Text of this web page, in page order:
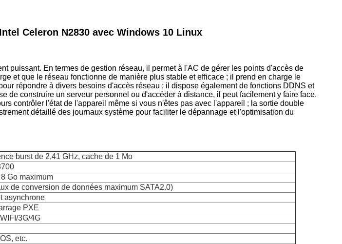
Celeron N2830 avec Windows 10 Linux
puissant. En termes de gestion réseau, il permet à l'AC de gérer les points d'accès de
et que le réseau fonctionne de manière plus stable et efficace ; il prend en charge le
répondre à divers besoins d'accès réseau ; il dispose également de fonctions DDNS et
construire un serveur personnel ou d'accéder à distance, il peut facilement y faire face.
contrôler l'état de l'appareil même si vous n'êtes pas avec l'appareil ; la sortie double
détaillé des journaux système pour faciliter le dépannage et l'optimisation du
burst de 2,41 GHz, cache de 1 Mo
Go maximum
de conversion de données maximum SATA2.0)
asynchrone
PXE
3G/4G
etc.